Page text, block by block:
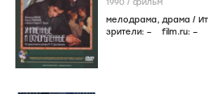
мелодрама, драма /
зрители: – film.ru: –